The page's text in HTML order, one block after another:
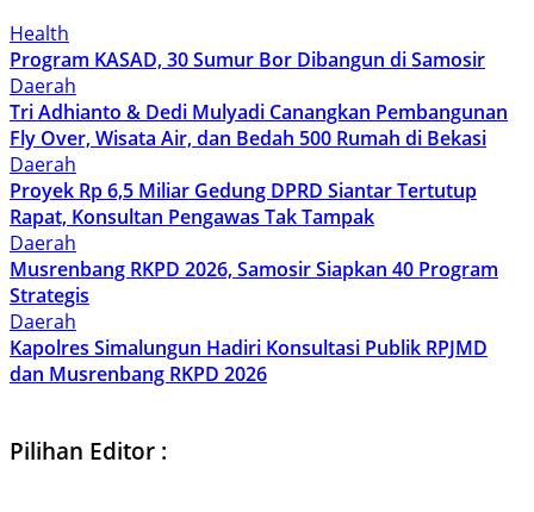
Health
Program KASAD, 30 Sumur Bor Dibangun di Samosir
Daerah
Tri Adhianto & Dedi Mulyadi Canangkan Pembangunan
Fly Over, Wisata Air, dan Bedah 500 Rumah di Bekasi
Daerah
Proyek Rp 6,5 Miliar Gedung DPRD Siantar Tertutup
Rapat, Konsultan Pengawas Tak Tampak
Daerah
Musrenbang RKPD 2026, Samosir Siapkan 40 Program
Strategis
Daerah
Kapolres Simalungun Hadiri Konsultasi Publik RPJMD
dan Musrenbang RKPD 2026
Pilihan Editor :